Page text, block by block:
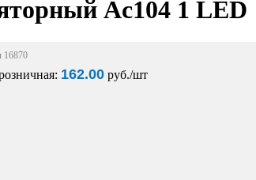
Ac104 1 LED
16870
162.00 pуб./шт